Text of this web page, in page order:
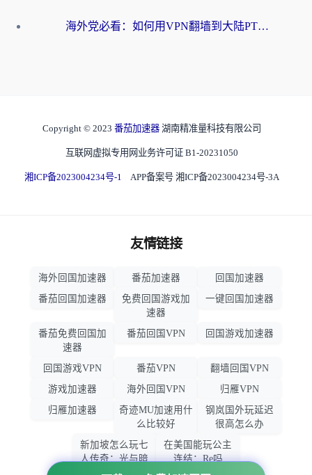
海外党必看：如何用VPN翻墙到大陆PTT？一篇解决你所有回国加速痛点
Copyright © 2023 番茄加速器 湖南精准量科技有限公司
互联网虚拟专用网业务许可证 B1-20231050
湘ICP备2023004234号-1 APP备案号 湘ICP备2023004234号-3A
友情链接
海外回国加速器 番茄加速器
回国加速器
番茄回国加速器
免费回国游戏加
速器
一键回国加速器
番茄免费回国加
速器
番茄回国VPN 回国游戏加速器
回国游戏VPN 番茄VPN
翻墙回国VPN
游戏加速器
海外回国VPN
归雁VPN
归雁加速器
奇迹MU加速用什
么比较好
钢岚国外玩延迟
很高怎么办
新加坡怎么玩七
人传奇：光与暗
之交战
在美国能玩公主
连结：Re吗